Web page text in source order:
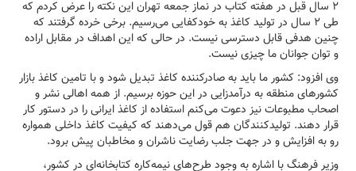
۲ سال قبل در هفته کتاب در نماز جمعه تهران این نکته را عرض کردم که
طی ۲ سال در تولید کاغذ به خودکفایی می‌رسیم. برخی خرده گرفتند که
چنین هدفی قابل دسترسی نیست. در حالی که این اهداف در مقابل اراده
و توان جوانان ما چیزی نیست.
وی افزود: کشور ما باید به صادرکننده کاغذ تبدیل شود و با تامین کاغذ بازار
کشورهای منطقه به درآمدزایی در این حوزه برسیم. از همه اهالی نشر و
اصحاب مطبوعات نیز دعوت می‌کنم استفاده از کاغذ ایرانی را در دستور کار
قرار دهند. تولیدکنندگان هم قول می‌دهند که کیفیت کاغذ داخلی همواره
رو به افزایش و در جهت جلب رضایت ناشران و مخاطبان پیش برود.
وزیر فرهنگ با اشاره به وجود طرح‌های نیمه‌کاره کتابخانه‌ای در کشور،